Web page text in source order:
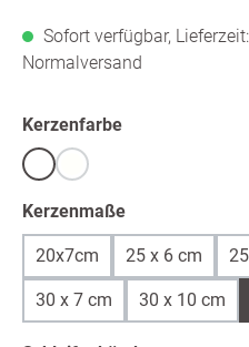
Sofort verfügbar,
Normalversand
Kerzenfarbeauswählen
Weißwarmweiß /ivory
(Diese Option ist zurzeit
Kerzenmaßeauswählen
20x7cm 25 x 6 cm
30 x 7 cm 30 x 10 cm